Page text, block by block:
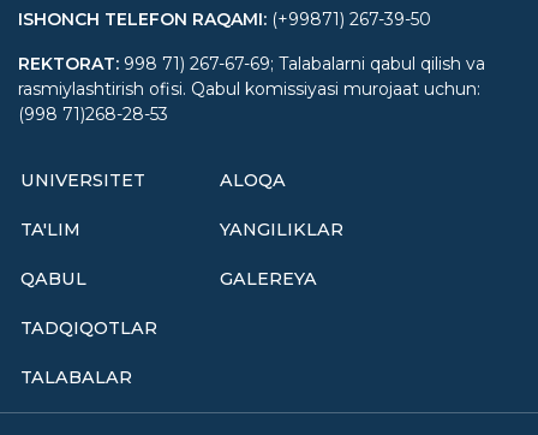
ISHONCH TELEFON RAQAMI: (+99871) 267-39-50
REKTORAT: 998 71) 267-67-69; Talabalarni qabul qilish va
rasmiylashtirish ofisi. Qabul komissiyasi murojaat uchun:
(998 71)268-28-53
UNIVERSITET
TA'LIM
QABUL
TADQIQOTLAR
TALABALAR
ALOQA
YANGILIKLAR
GALEREYA